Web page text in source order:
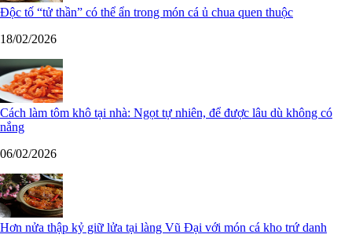
Độc tố “tử thần” có thể ẩn trong món cá ủ chua quen thuộc
18/02/2026
Cách làm tôm khô tại nhà: Ngọt tự nhiên, để được lâu dù không có
nắng
06/02/2026
Hơn nửa thập kỷ giữ lửa tại làng Vũ Đại với món cá kho trứ danh